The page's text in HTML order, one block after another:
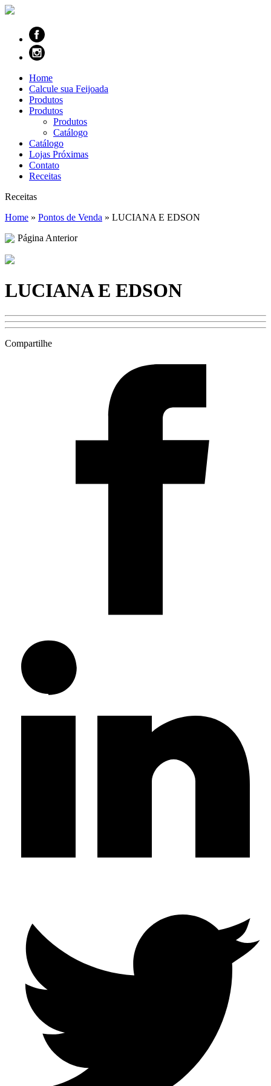
Home
Calcule sua Feijoada
Produtos
Produtos
Produtos
Catálogo
Catálogo
Lojas Próximas
Contato
Receitas
Receitas
Home » Pontos de Venda » LUCIANA E EDSON
Página Anterior
LUCIANA E EDSON
Compartilhe